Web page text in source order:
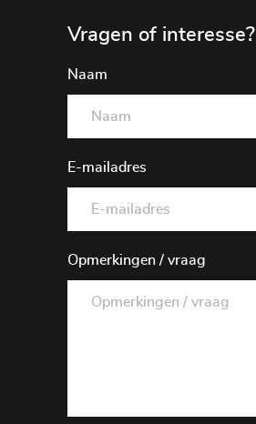
Vragen of interesse?
Naam
E-mailadres
Opmerkingen / vraag